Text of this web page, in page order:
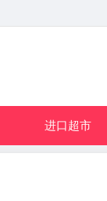
进口超市